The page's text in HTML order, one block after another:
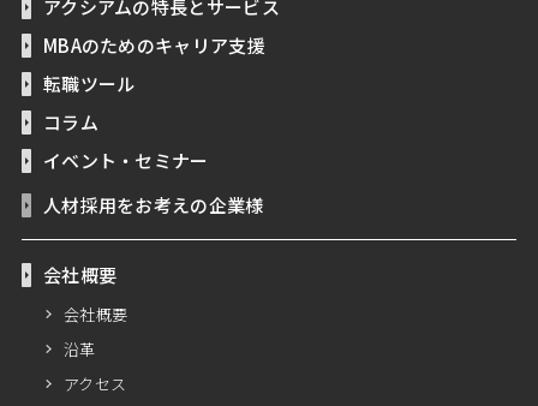
アクシアムの特長とサービス
MBAのためのキャリア支援
転職ツール
コラム
イベント・セミナー
人材採用をお考えの企業様
会社概要
会社概要
沿革
アクセス